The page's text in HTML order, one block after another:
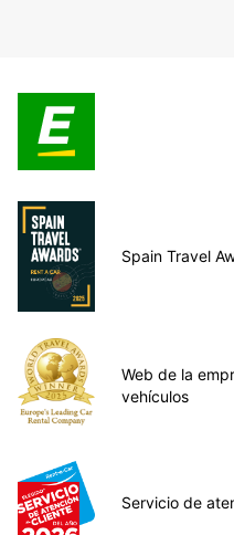
Spain Travel
Web de la
vehículos
Servicio de